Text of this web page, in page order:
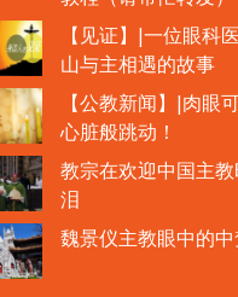
【见证】|一位眼科
山与主相遇的故事
【公教新闻】|肉眼
心脏般跳动！
教宗在欢迎中国主
泪
魏景仪主教眼中的